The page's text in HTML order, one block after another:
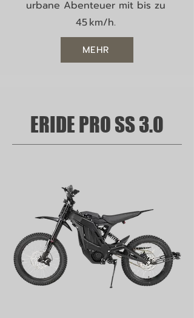
urbane Abenteuer mit bis zu
45 km/h.
MEHR
ERIDE PRO SS 3.0